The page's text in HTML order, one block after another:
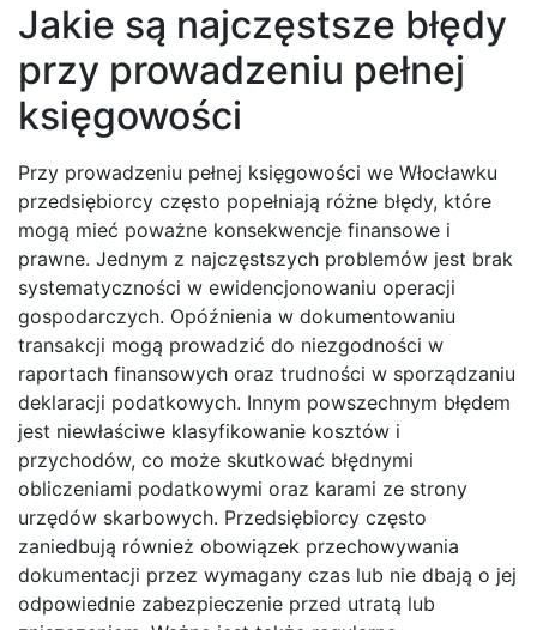
Jakie są najczęstsze błędy
przy prowadzeniu pełnej
księgowości
Przy prowadzeniu pełnej księgowości we Włocławku
przedsiębiorcy często popełniają różne błędy, które
mogą mieć poważne konsekwencje finansowe i
prawne. Jednym z najczęstszych problemów jest brak
systematyczności w ewidencjonowaniu operacji
gospodarczych. Opóźnienia w dokumentowaniu
transakcji mogą prowadzić do niezgodności w
raportach finansowych oraz trudności w sporządzaniu
deklaracji podatkowych. Innym powszechnym błędem
jest niewłaściwe klasyfikowanie kosztów i
przychodów, co może skutkować błędnymi
obliczeniami podatkowymi oraz karami ze strony
urzędów skarbowych. Przedsiębiorcy często
zaniedbują również obowiązek przechowywania
dokumentacji przez wymagany czas lub nie dbają o jej
odpowiednie zabezpieczenie przed utratą lub